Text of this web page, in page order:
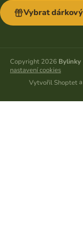
Vybrat
Vytvořil Shoptet
Copyright 2026 Bylinky
nastavení cookies